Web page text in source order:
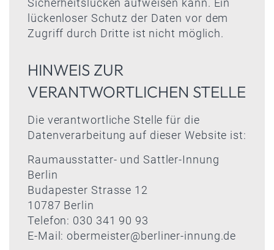
Sicherheitslücken aufweisen kann. Ein
lückenloser Schutz der Daten vor dem
Zugriff durch Dritte ist nicht möglich.
HINWEIS ZUR
VERANTWORTLICHEN STELLE
Die verantwortliche Stelle für die
Datenverarbeitung auf dieser Website ist:
Raumausstatter- und Sattler-Innung
Berlin
Budapester Strasse 12
10787 Berlin
Telefon: 030 341 90 93
E-Mail:obermeister@berliner-innung.de